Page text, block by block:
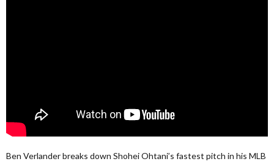
Ben Verlander breaks down Shohei Ohtani’s fastest pitch in his MLB